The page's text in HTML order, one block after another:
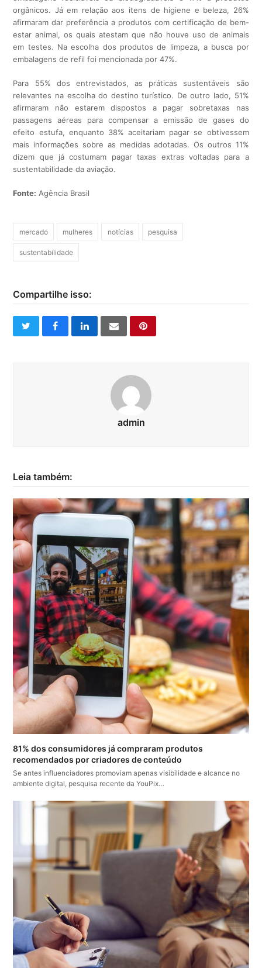
orgânicos. Já em relação aos itens de higiene e beleza, 26%
afirmaram dar preferência a produtos com certificação de bem-
estar animal, os quais atestam que não houve uso de animais
em testes. Na escolha dos produtos de limpeza, a busca por
embalagens de refil foi mencionada por 47%.
Para 55% dos entrevistados, as práticas sustentáveis são
relevantes na escolha do destino turístico. De outro lado, 51%
afirmaram não estarem dispostos a pagar sobretaxas nas
passagens aéreas para compensar a emissão de gases do
efeito estufa, enquanto 38% aceitariam pagar se obtivessem
mais informações sobre as medidas adotadas. Os outros 11%
dizem que já costumam pagar taxas extras voltadas para a
sustentabilidade da aviação.
Fonte: Agência Brasil
mercado mulheres notícias pesquisa
sustentabilidade
Compartilhe isso:
twitterfacebooklinkedinemail pinterest
admin
Leia também:
81% dos consumidores já compraram produtos
recomendados por criadores de conteúdo
Se antes influenciadores promoviam apenas visibilidade e alcance no
ambiente digital, pesquisa recente da YouPix…